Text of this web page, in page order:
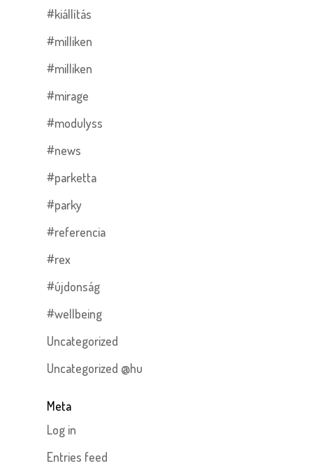
#kiállítás
#milliken
#milliken
#mirage
#modulyss
#news
#parketta
#parky
#referencia
#rex
#újdonság
#wellbeing
Uncategorized
Uncategorized @hu
Meta
Log in
Entries feed